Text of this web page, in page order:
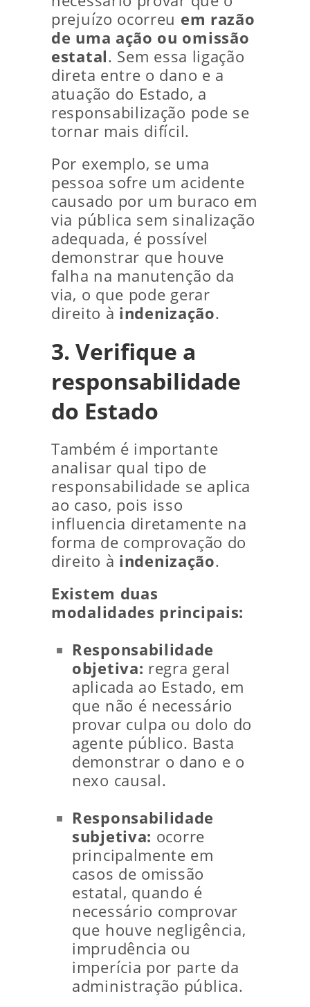
prejuízo ocorreu em razão
de uma ação ou omissão
estatal. Sem essa ligação
direta entre o dano e a
atuação do Estado, a
responsabilização pode se
tornar mais difícil.
Por exemplo, se uma
pessoa sofre um acidente
causado por um buraco em
via pública sem sinalização
adequada, é possível
demonstrar que houve
falha na manutenção da
via, o que pode gerar
direito à indenização.
3. Verifique a
responsabilidade
do Estado
Também é importante
analisar qual tipo de
responsabilidade se aplica
ao caso, pois isso
influencia diretamente na
forma de comprovação do
direito à indenização.
Existem duas
modalidades principais:
Responsabilidade
objetiva: regra geral
aplicada ao Estado, em
que não é necessário
provar culpa ou dolo do
agente público. Basta
demonstrar o dano e o
nexo causal.
Responsabilidade
subjetiva: ocorre
principalmente em
casos de omissão
estatal, quando é
necessário comprovar
que houve negligência,
imprudência ou
imperícia por parte da
administração pública.